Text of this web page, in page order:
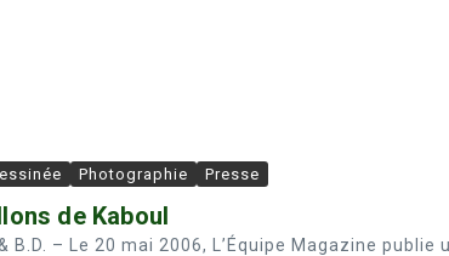
Photographie Presse
de Kaboul
& B.D. – Le 20 mai 2006, L’Équipe Magazine publie